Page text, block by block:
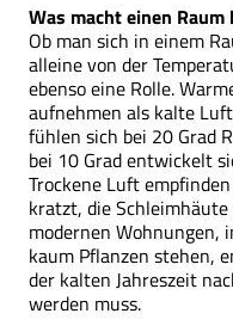
Was macht einen Raum
Ob man sich in einem
alleine von der
ebenso eine Rolle.
aufnehmen als kalte
fühlen sich bei 20 Grad
bei 10 Grad entwickelt
Trockene Luft
kratzt, die
modernen Wohnungen,
kaum Pflanzen stehen,
der kalten Jahreszeit
werden muss.